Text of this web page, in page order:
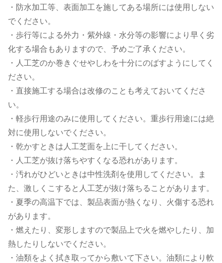
・防水加工等、表面加工を施してある場所には使用しない
でください。
・歩行等による外力・紫外線・水分等の影響により早く劣
化する場合もありますので、予めご了承ください。
・人工芝のか巻きぐせやしわを十分にのばすようにしてく
ださい。
・直接施工する場合は改修のことも考えておいてくださ
い。
・軽歩行用途のみに使用してください。重歩行用途には絶
対に使用しないでください。
・乾かすときは人工芝面を上に干してください。
・人工芝が抜け落ちやすくなる恐れがあります。
・汚れがひどいときは中性洗剤を使用してください。ま
た、激しくこすると人工芝が抜け落ちることがあります。
・夏季の高温下では、製品表面が熱くなり、火傷する恐れ
があります。
・燃えたり、変形しますので製品上で火を燃やしたり、加
熱したりしないでください。
・油類をよく拭き取ってから敷いて下さい。油類により軟